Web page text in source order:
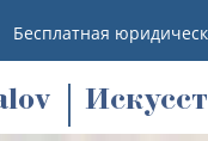
Бесплатная